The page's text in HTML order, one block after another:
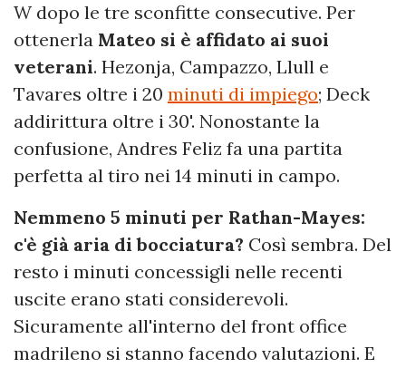
W dopo le tre sconfitte consecutive. Per
ottenerla Mateo si è affidato ai suoi
veterani. Hezonja, Campazzo, Llull e
Tavares oltre i 20 minuti di impiego; Deck
addirittura oltre i 30'. Nonostante la
confusione, Andres Feliz fa una partita
perfetta al tiro nei 14 minuti in campo.
Nemmeno 5 minuti per Rathan-Mayes:
c'è già aria di bocciatura? Così sembra. Del
resto i minuti concessigli nelle recenti
uscite erano stati considerevoli.
Sicuramente all'interno del front office
madrileno si stanno facendo valutazioni. E